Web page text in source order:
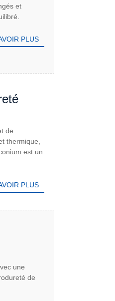
et
PLUS
de
thermique,
est un
PLUS
une
de